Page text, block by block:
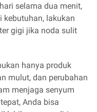
selama dua menit,
kebutuhan, lakukan
gigi jika noda sulit
hanya produk
mulut, dan perubahan
menjaga senyum
Anda bisa